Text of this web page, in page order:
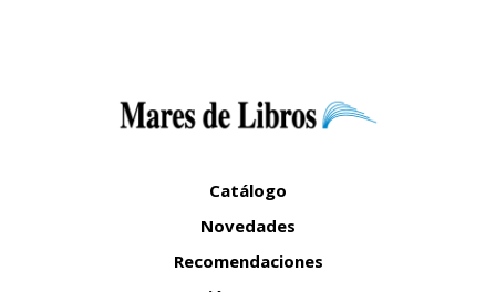
Catálogo
Novedades
Recomendaciones